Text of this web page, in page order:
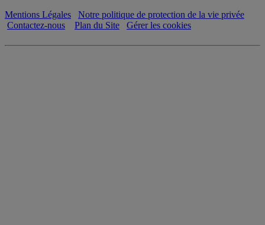
Mentions Légales
Notre politique de protection de la vie privée
Contactez-nous
Plan du Site Gérer les cookies